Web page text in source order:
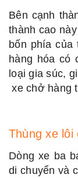
Bên cạnh
thành cao
bốn phía của
hàng hóa có
loại gia súc,
xe chở hàng
Thùng xe lôi
Dòng xe ba
di chuyển và